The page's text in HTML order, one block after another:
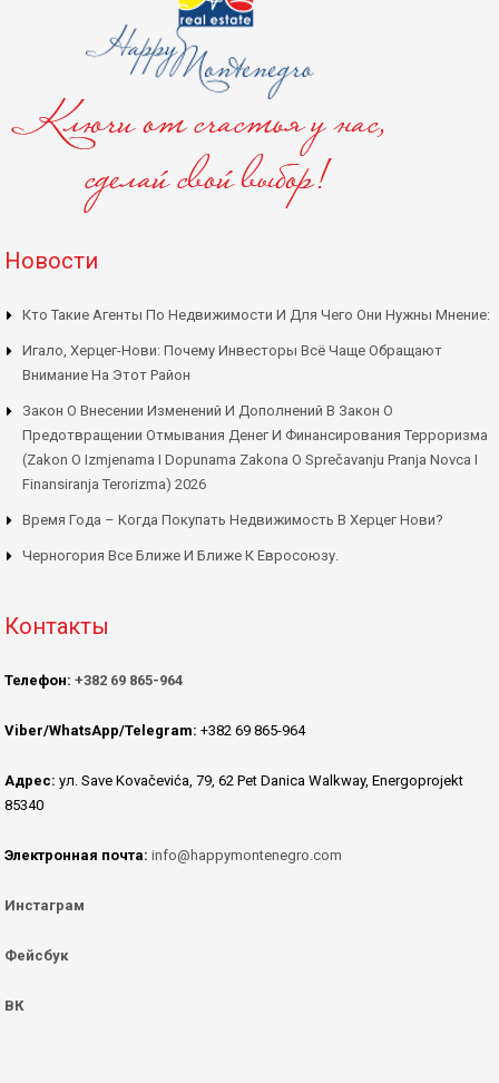
Новости
Кто Такие Агенты По Недвижимости И Для Чего Они Нужны Мнение:
Игало, Херцег-Нови: Почему Инвесторы Всё Чаще Обращают
Внимание На Этот Район
Закон О Внесении Изменений И Дополнений В Закон О
Предотвращении Отмывания Денег И Финансирования Терроризма
(Zakon O Izmjenama I Dopunama Zakona O Sprečavanju Pranja Novca I
Finansiranja Terorizma) 2026
Время Года – Когда Покупать Недвижимость В Херцег Нови?
Черногория Все Ближе И Ближе К Евросоюзу.
Контакты
Телефон: +382 69 865-964
Viber/WhatsApp/Telegram: +382 69 865-964
Адрес: ул. Save Kovačevića, 79, 62 Pet Danica Walkway, Energoprojekt
85340
Электронная почта: info@happymontenegro.com
Инстаграм
Фейсбук
ВК